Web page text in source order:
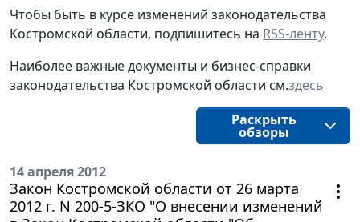
Чтобы быть в курсе изменений законодательства
Костромской области, подпишитесь на RSS-ленту.
Наиболее важные документы и бизнес-справки
законодательства Костромской области см.здесь
Раскрыть
обзоры
14 апреля 2012
Закон Костромской области от 26 марта
2012 г. N 200-5-ЗКО "О внесении изменений